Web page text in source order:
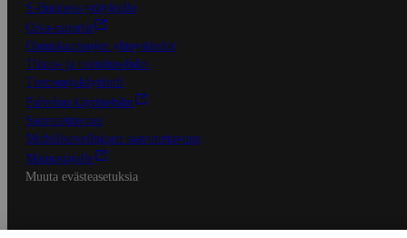
S-Business yrityksille
Oiva-raportit
Osuuskauppojen yhteystiedot
Tilaus- ja toimitusehdot
Tietosuojakäytäntö
Palvelun käyttöehdot
Saavutettavuus
Mobiilisovelluksen saavutettavuus
Mainostajalle
Muuta evästeasetuksia